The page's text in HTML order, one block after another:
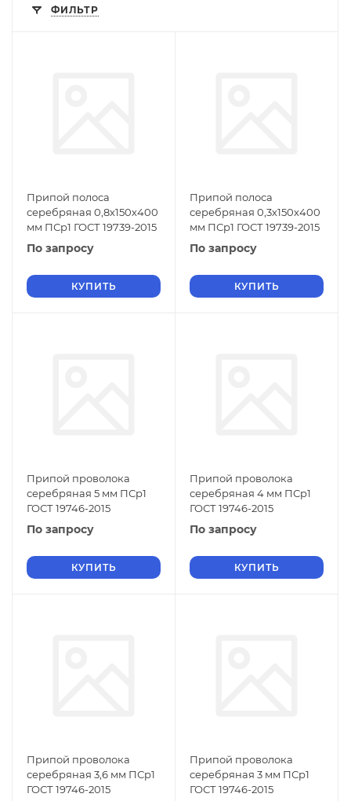
ФИЛЬТР
Припой полоса
серебряная 0,8х150х400
мм ПСр1 ГОСТ 19739-2015
По запросу
КУПИТЬ
Припой полоса
серебряная 0,3х150х400
мм ПСр1 ГОСТ 19739-2015
По запросу
КУПИТЬ
Припой проволока
серебряная 5 мм ПСр1
ГОСТ 19746-2015
По запросу
КУПИТЬ
Припой проволока
серебряная 4 мм ПСр1
ГОСТ 19746-2015
По запросу
КУПИТЬ
Припой проволока
серебряная 3,6 мм ПСр1
ГОСТ 19746-2015
Припой проволока
серебряная 3 мм ПСр1
ГОСТ 19746-2015